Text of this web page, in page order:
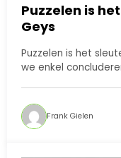
Puzzelen is
Geys
Puzzelen is het
we enkel
Frank Gielen